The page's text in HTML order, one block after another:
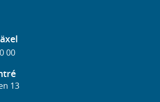
00
13